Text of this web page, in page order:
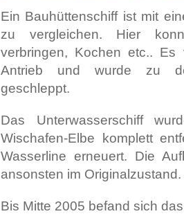
Ein Bauhüttenschiff ist mit
zu vergleichen. Hier
verbringen, Kochen etc..
Antrieb und wurde zu
geschleppt.
Das Unterwasserschiff
Wischafen-Elbe komplett
Wasserline erneuert. Die
ansonsten im Originalzustand.
Bis Mitte 2005 befand sich